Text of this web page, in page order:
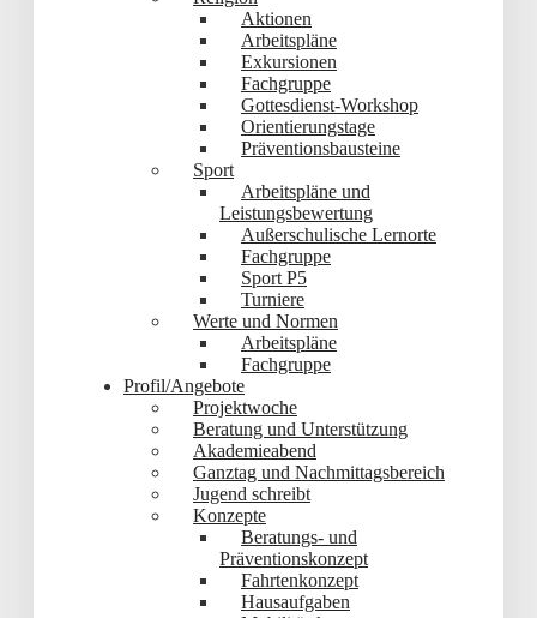
Aktionen
Arbeitspläne
Exkursionen
Fachgruppe
Gottesdienst-Workshop
Orientierungstage
Präventionsbausteine
Sport
Arbeitspläne und
Leistungsbewertung
Außerschulische Lernorte
Fachgruppe
Sport P5
Turniere
Werte und Normen
Arbeitspläne
Fachgruppe
Profil/Angebote
Projektwoche
Beratung und Unterstützung
Akademieabend
Ganztag und Nachmittagsbereich
Jugend schreibt
Konzepte
Beratungs- und
Präventionskonzept
Fahrtenkonzept
Hausaufgaben